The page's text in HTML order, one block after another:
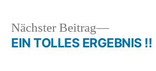
Beitragsnavigation
Nächster Beitrag
Nächster
Beitrag:
EIN TOLLES ERGEBNIS !!